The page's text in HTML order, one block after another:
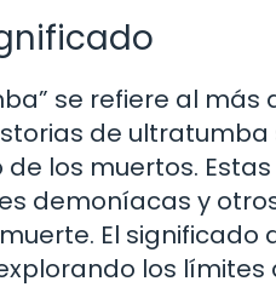
se refiere al
de
de los muertos.
demoníacas y
El
los